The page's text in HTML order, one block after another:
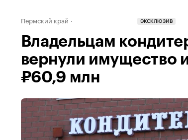
Пермский край ЭКСКЛЮЗИВ
Владельцам
вернули имущество
₽60,9 млн